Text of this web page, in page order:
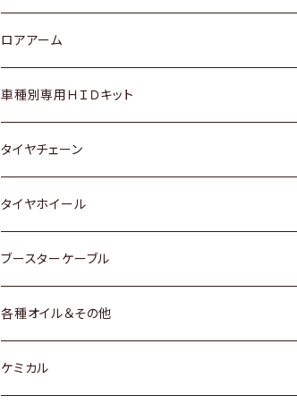
ダイハツ
マツダ
三菱
スバル
レクサス
日産
ダイハツ
マツダ
三菱
スバル
スズキ
日産
いすゞ
ダイハツ
マツダ
三菱
スバル
ホンダ
スズキ
日産
ダイハツ
スバル
トヨタ
ホンダ
スズキ
日産
ダイハツ
マツダ
ロアアーム
ホンダ
スズキ
日産
ダイハツ
マツダ
スバル
車種別専用ＨＩＤキット
トヨタ
マツダ
タイヤチェーン
タイヤホイール
トヨタ
ホンダ
スズキ
ブースターケーブル
各種オイル＆その他
ディーデル洗浄添加剤
ケミカル